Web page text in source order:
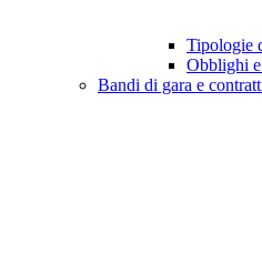
Tipologie
Obblighi
Bandi di gara e